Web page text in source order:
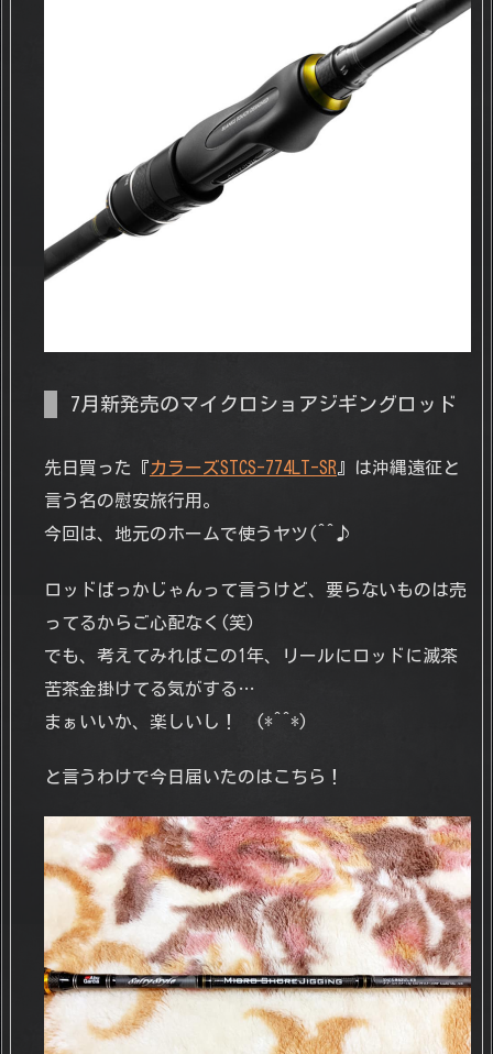
7月新発売のマイクロショアジギングロッド
先日買った『カラーズSTCS-774LT-SR 』は沖縄遠征と
言う名の慰安旅行用。
今回は、地元のホームで使うヤツ(^^♪
ロッドばっかじゃんって言うけど、要らないものは売
ってるからご心配なく(笑)
でも、考えてみればこの1年、リールにロッドに滅茶
苦茶金掛けてる気がする…
まぁいいか、楽しいし！ (*^^*)
と言うわけで今日届いたのはこちら！